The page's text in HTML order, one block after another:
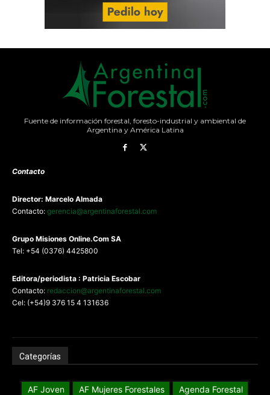
Fuente de información forestal, foresto-industrial y ambiental de
Argentina y América Latina
Contacto
Director: Marcelo Almada
Contacto: gerencia@argentinaforestal.com
Grupo Misiones Online.Com SA
Tel: +54 (0376) 4425800
Editora/periodista : Patricia Escobar
Contacto: redaccion@argentinaforestal.com
Cel: (+54)9 376 15 4 131636
Categorías
AF Joven AF Mujeres Forestales
Agenda Forestal